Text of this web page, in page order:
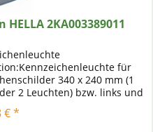
2KA003389011
für
340 x 240 mm (1
2 Leuchten) bzw. links und
340 x 240...
€ *